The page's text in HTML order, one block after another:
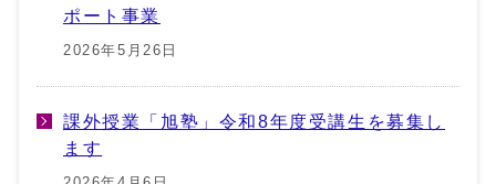
ポート事業
2026年5月26日
課外授業「旭塾」令和8年度受講生を募集し
ます